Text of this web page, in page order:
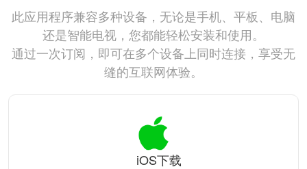
此应用程序兼容多种设备，无论是手机、平板、电脑
还是智能电视，您都能轻松安装和使用。
通过一次订阅，即可在多个设备上同时连接，享受无
缝的互联网体验。
iOS下载